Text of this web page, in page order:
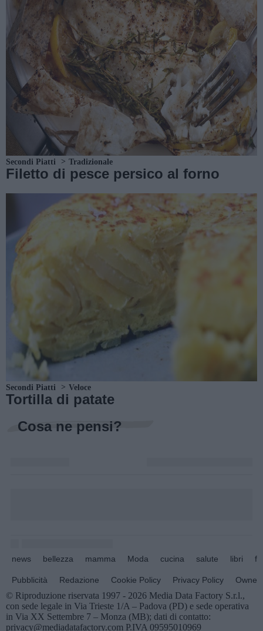
Secondi Piatti Tradizionale
Filetto di pesce persico al forno
Secondi Piatti Veloce
Tortilla di patate
Cosa ne pensi?
news bellezza mamma Moda cucina salute libri
Pubblicità Redazione Cookie Policy Privacy Policy
© Riproduzione riservata 1997 - 2026 Media Data Factory S.r.l.,
con sede legale in Via Trieste 1/A – Padova (PD) e sede operativa
in Via XX Settembre 7 – Monza (MB); dati di contatto:
privacy@mediadatafactory.com P.IVA 09595010969